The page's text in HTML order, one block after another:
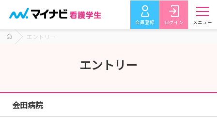
会員登録 ログイン メニュー
エントリー
エントリー
会田病院